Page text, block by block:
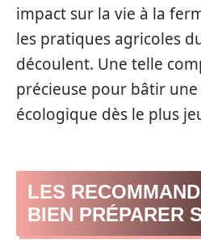
impact sur la vie à la
les pratiques agricoles
découlent. Une telle
précieuse pour bâtir une
écologique dès le plus
LES
BIEN PRÉPARER